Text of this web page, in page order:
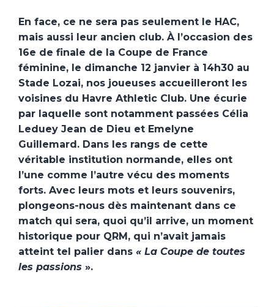
En face, ce ne sera pas seulement le HAC,
mais aussi leur ancien club. À l’occasion des
16e de finale de la Coupe de France
féminine, le dimanche 12 janvier à 14h30 au
Stade Lozai, nos joueuses accueilleront les
voisines du Havre Athletic Club. Une écurie
par laquelle sont notamment passées Célia
Leduey Jean de Dieu et Emelyne
Guillemard. Dans les rangs de cette
véritable institution normande, elles ont
l’une comme l’autre vécu des moments
forts. Avec leurs mots et leurs souvenirs,
plongeons-nous dès maintenant dans ce
match qui sera, quoi qu’il arrive, un moment
historique pour QRM, qui n’avait jamais
atteint tel palier dans « La Coupe de toutes
les passions ».